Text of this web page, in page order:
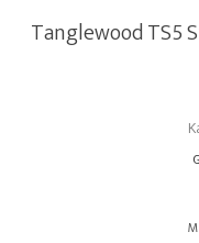
Tanglewood TS5